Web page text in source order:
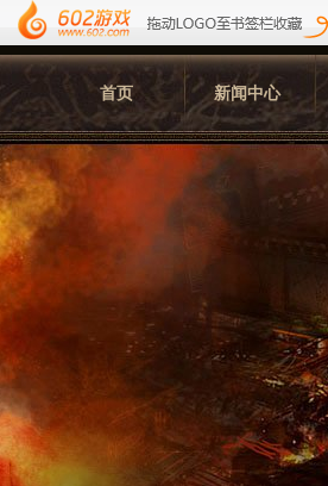
首页 新闻中心